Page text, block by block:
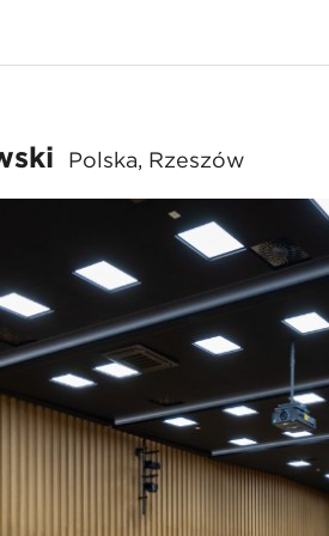
Polska, Rzeszów